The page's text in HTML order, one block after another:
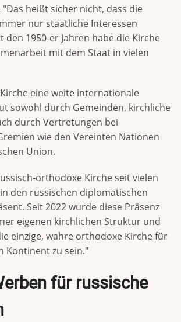
heißt sicher nicht, dass die
nur staatliche Interessen
1950-er Jahren habe die Kirche
mit dem Staat in vielen
eine weite internationale
sowohl durch Gemeinden, kirchliche
durch Vertretungen bei
wie den Vereinten Nationen
Union.
orthodoxe Kirche seit vielen
den russischen diplomatischen
Seit 2022 wurde diese Präsenz
eigenen kirchlichen Struktur und
einzige, wahre orthodoxe Kirche für
Kontinent zu sein."
für russische